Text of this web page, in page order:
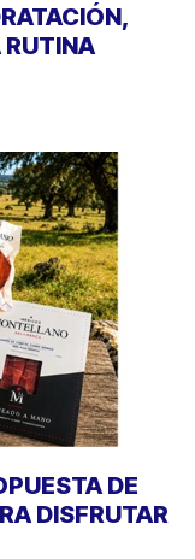
RUTINA
DE
DISFRUTAR